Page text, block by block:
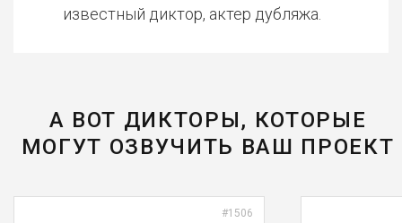
известный диктор, актер дубляжа.
А ВОТ ДИКТОРЫ, КОТОРЫЕ
МОГУТ ОЗВУЧИТЬ ВАШ ПРОЕКТ
#1506